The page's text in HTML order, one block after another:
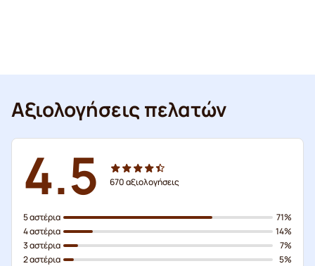
Αξιολογήσεις πελατών
4.5 670αξιολογήσεις
5 αστέρια
4 αστέρια
3 αστέρια
2 αστέρια
71%
14%
7%
5%